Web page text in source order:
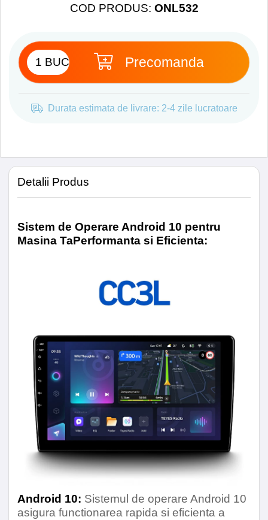
Memorie RAM 4 GB
Memorie Stocare Interna 32 GB
Time-alignment
Conectivitate
Retea
WIFI
Bluetooth
Continut Pachet
COD PRODUS: ONL532
Precomanda
Durata estimata de livrare: 2-4 zile lucratoare
Detalii Produs
Sistem de Operare Android 10 pentru
Masina TaPerformanta si Eficienta:
Android 10: Sistemul de operare Android 10
asigura functionarea rapida si eficienta a